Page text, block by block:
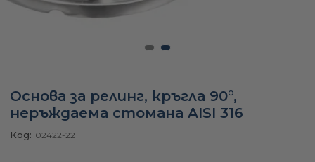
Основа за релинг, кръгла 90°,
неръждаема стомана AISI 316
Код: 02422-22